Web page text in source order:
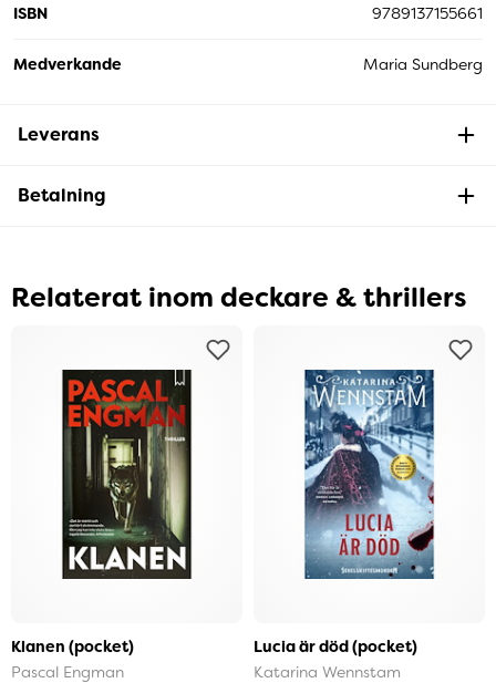
ISBN 9789137155661
Medverkande Maria Sundberg
Leverans
Betalning
Relaterat inom deckare & thrillers
Klanen (pocket)
Pascal Engman
Lucia är död (pocket)
Katarina Wennstam